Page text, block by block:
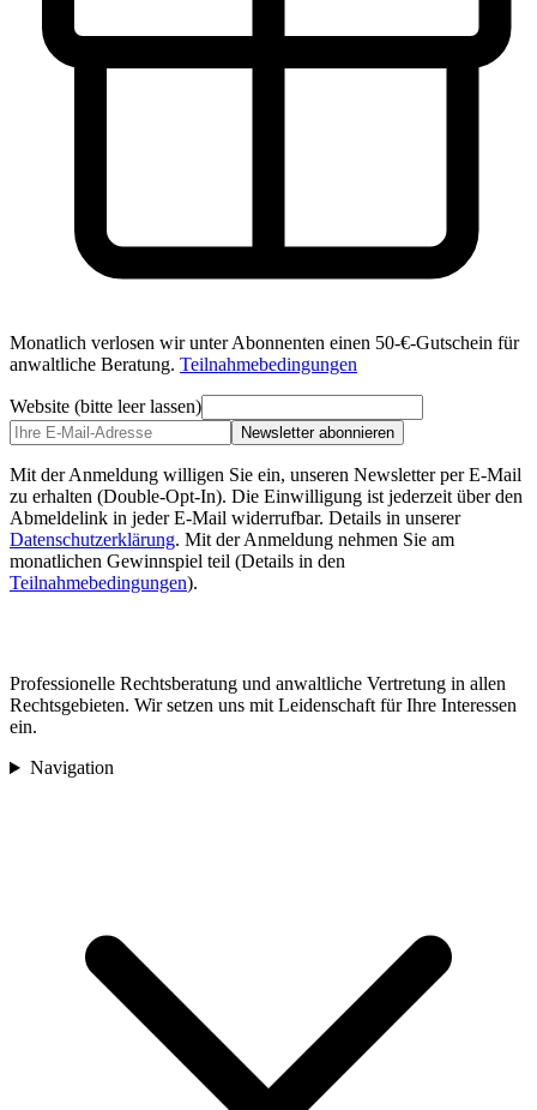
Monatlich verlosen wir unter Abonnenten einen 50-€-Gutschein für
anwaltliche Beratung. Teilnahmebedingungen
Website (bitte leer lassen)
Newsletter abonnieren
Mit der Anmeldung willigen Sie ein, unseren Newsletter per E-Mail
zu erhalten (Double-Opt-In). Die Einwilligung ist jederzeit über den
Abmeldelink in jeder E-Mail widerrufbar. Details in unserer
Datenschutzerklärung. Mit der Anmeldung nehmen Sie am
monatlichen Gewinnspiel teil (Details in den
Teilnahmebedingungen).
Professionelle Rechtsberatung und anwaltliche Vertretung in allen
Rechtsgebieten. Wir setzen uns mit Leidenschaft für Ihre Interessen
ein.
Navigation